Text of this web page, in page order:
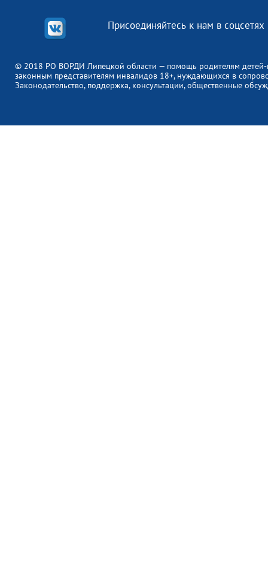
© 2018 РО ВОРДИ Липецкой области — помощь родителям
законным представителям инвалидов 18+, нуждающихся в
Законодательство, поддержка, консультации, общественные
Присоединяйтесь к нам в соцсетях